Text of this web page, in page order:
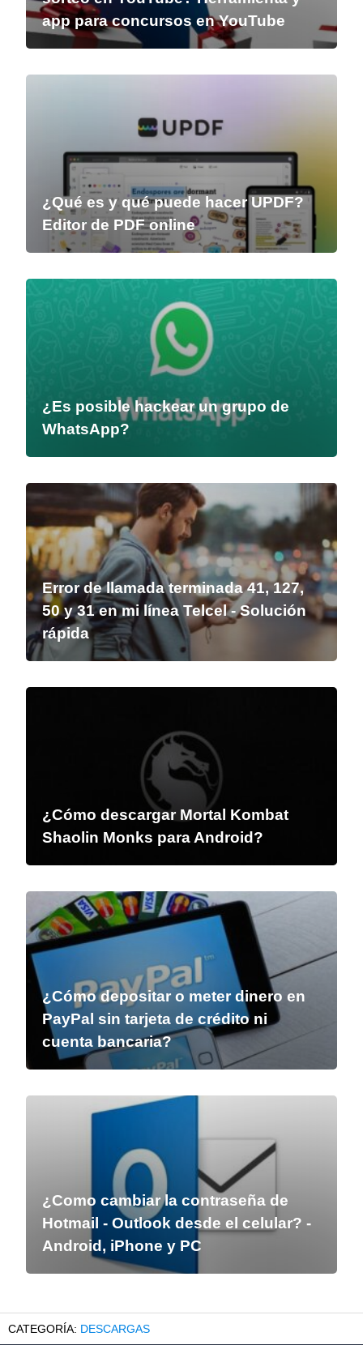
app para concursos en YouTube
¿Qué es y qué puede hacer UPDF?
Editor de PDF online
¿Es posible hackear un grupo de
WhatsApp?
Error de llamada terminada 41, 127,
50 y 31 en mi línea Telcel - Solución
rápida
¿Cómo descargar Mortal Kombat
Shaolin Monks para Android?
¿Cómo depositar o meter dinero en
PayPal sin tarjeta de crédito ni
cuenta bancaria?
¿Como cambiar la contraseña de
Hotmail - Outlook desde el celular? -
Android, iPhone y PC
DESCARGAS